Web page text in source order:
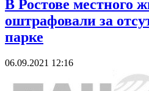
В Ростове местного
оштрафовали за
парке
06.09.2021 12:16